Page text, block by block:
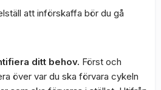
att införskaffa bör du gå
ditt behov. Först och
över var du ska förvara cykeln